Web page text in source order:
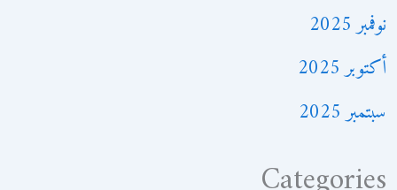
نوفمبر 2025
أكتوبر 2025
سبتمبر 2025